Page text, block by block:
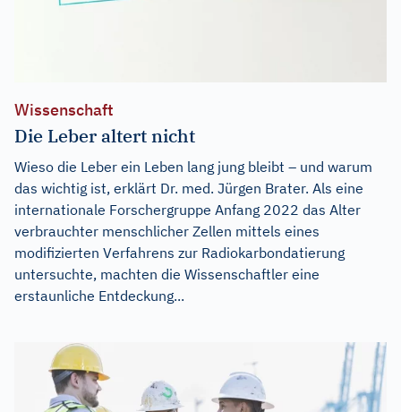
Wissenschaft
Die Leber altert nicht
Wieso die Leber ein Leben lang jung bleibt – und warum
das wichtig ist, erklärt Dr. med. Jürgen Brater. Als eine
internationale Forschergruppe Anfang 2022 das Alter
verbrauchter menschlicher Zellen mittels eines
modifizierten Verfahrens zur Radiokarbondatierung
untersuchte, machten die Wissenschaftler eine
erstaunliche Entdeckung...